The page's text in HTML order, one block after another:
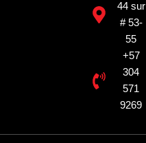
44 sur
# 53-
55
+57
304
571
9269